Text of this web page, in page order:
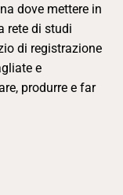
dove mettere in
rete di studi
di registrazione
e
produrre e far